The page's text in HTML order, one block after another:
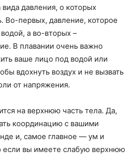
вида давления, о которых
Во-первых, давление, которое
а во-вторых –
В плавании очень важно
ваше лицо под водой или
вдохнуть воздух и не вызвать
от напряжения.
на верхнюю часть тела. Да,
координацию с вашими
и, самое главное — ум и
если вы имеете слабую верхнюю